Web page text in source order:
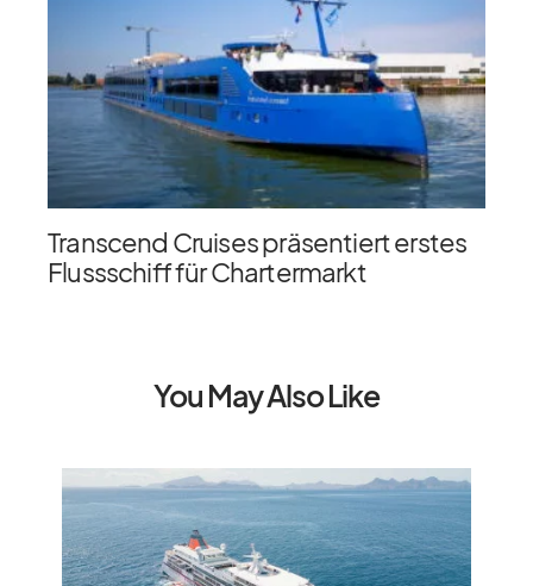
Transcend Cruises präsentiert erstes
Flussschiff für Chartermarkt
You May Also Like